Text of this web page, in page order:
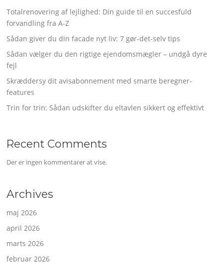
Totalrenovering af lejlighed: Din guide til en succesfuld
forvandling fra A-Z
Sådan giver du din facade nyt liv: 7 gør-det-selv tips
Sådan vælger du den rigtige ejendomsmægler – undgå dyre
fejl
Skræddersy dit avisabonnement med smarte beregner-
features
Trin for trin: Sådan udskifter du eltavlen sikkert og effektivt
Recent Comments
Der er ingen kommentarer at vise.
Archives
maj 2026
april 2026
marts 2026
februar 2026